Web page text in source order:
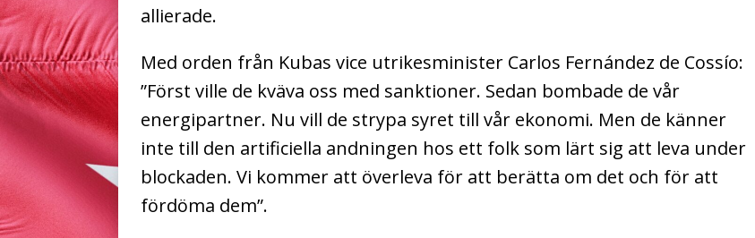
allierade.
Med orden från Kubas vice utrikesminister Carlos Fernández de Cossío:
”Först ville de kväva oss med sanktioner. Sedan bombade de vår
energipartner. Nu vill de strypa syret till vår ekonomi. Men de känner
inte till den artificiella andningen hos ett folk som lärt sig att leva under
blockaden. Vi kommer att överleva för att berätta om det och för att
fördöma dem”.